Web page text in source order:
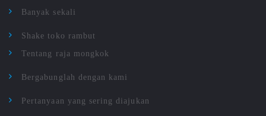
Banyak sekali
Shake toko rambut
Tentang raja mongkok
Bergabunglah dengan kami
Pertanyaan yang sering diajukan